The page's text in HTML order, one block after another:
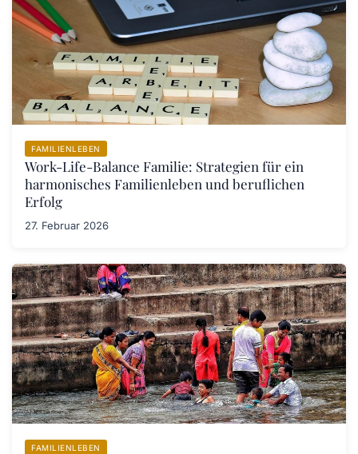
FAMILIENLEBEN
Work-Life-Balance Familie: Strategien für ein
harmonisches Familienleben und beruflichen
Erfolg
27. Februar 2026
FAMILIENLEBEN